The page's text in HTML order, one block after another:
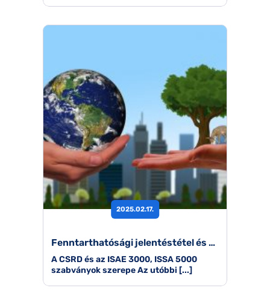
2025.02.17.
Fenntarthatósági jelentéstétel és auditálás: Milyen szerep hárul a könyvvizsgálókra?
A CSRD és az ISAE 3000, ISSA 5000
szabványok szerepe Az utóbbi [...]